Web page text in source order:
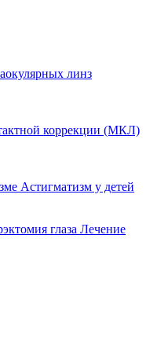
линз
коррекции (МКЛ)
Астигматизм у детей
глаза Лечение